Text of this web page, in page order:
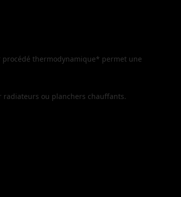
procédé thermodynamique* permet une
radiateurs ou planchers chauffants.